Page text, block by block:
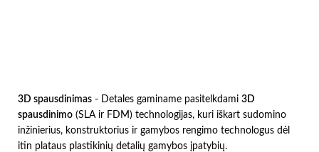
3D spausdinimas - Detales gaminame pasitelkdami 3D
spausdinimo (SLA ir FDM) technologijas, kuri iškart sudomino
inžinierius, konstruktorius ir gamybos rengimo technologus dėl
itin plataus plastikinių detalių gamybos įpatybių.